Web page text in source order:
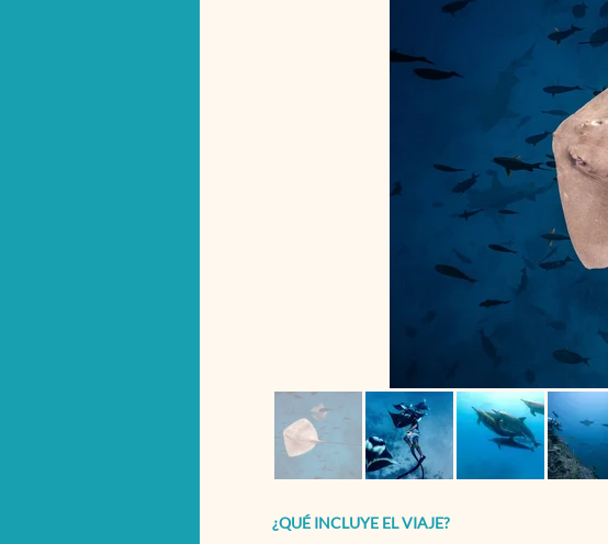
¿QUÉ INCLUYE EL VIAJE?